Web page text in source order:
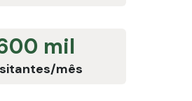
mil
mês